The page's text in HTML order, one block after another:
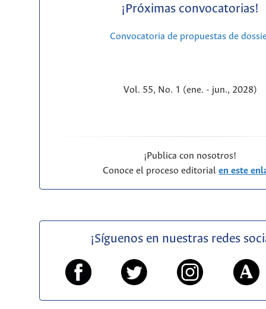
¡Próximas convocatorias!
Convocatoria de propuestas de
Vol. 55, No. 1 (ene. - jun., 2028)
¡Publica con nosotros!
Conoce el proceso editorialen este
¡Síguenos en nuestras redes